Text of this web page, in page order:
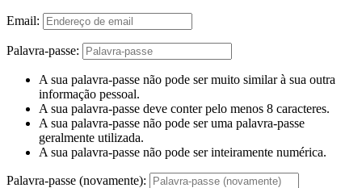
Email:
Palavra-passe:
A sua palavra-passe não pode ser muito similar à sua outra
informação pessoal.
A sua palavra-passe deve conter pelo menos 8 caracteres.
A sua palavra-passe não pode ser uma palavra-passe
geralmente utilizada.
A sua palavra-passe não pode ser inteiramente numérica.
Palavra-passe (novamente):